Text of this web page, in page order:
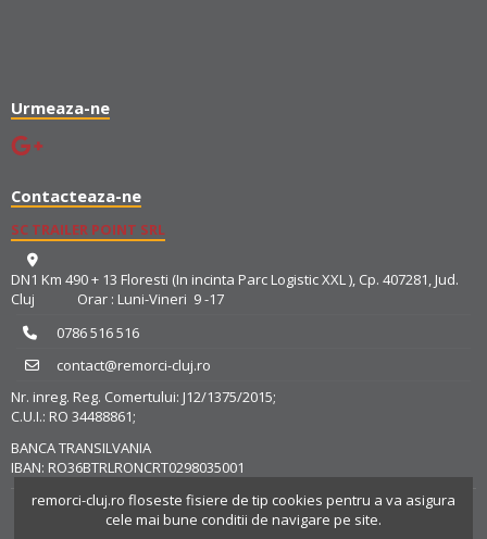
Urmeaza-ne
Contacteaza-ne
SC TRAILER POINT SRL
DN1 Km 490 + 13 Floresti (In incinta Parc Logistic XXL ), Cp. 407281, Jud.
Cluj Orar : Luni-Vineri 9 -17
0786 516 516
contact@remorci-cluj.ro
Nr. inreg. Reg. Comertului: J12/1375/2015;
C.U.I.: RO 34488861;
BANCA TRANSILVANIA
IBAN: RO36BTRLRONCRT0298035001
remorci-cluj.ro floseste fisiere de tip cookies pentru a va asigura
cele mai bune conditii de navigare pe site.